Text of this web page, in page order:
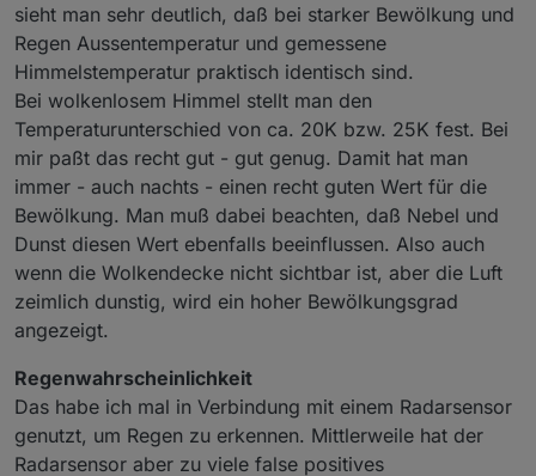
sieht man sehr deutlich, daß bei starker Bewölkung und
Regen Aussentemperatur und gemessene
Himmelstemperatur praktisch identisch sind.
Bei wolkenlosem Himmel stellt man den
Temperaturunterschied von ca. 20K bzw. 25K fest. Bei
mir paßt das recht gut - gut genug. Damit hat man
immer - auch nachts - einen recht guten Wert für die
Bewölkung. Man muß dabei beachten, daß Nebel und
Dunst diesen Wert ebenfalls beeinflussen. Also auch
wenn die Wolkendecke nicht sichtbar ist, aber die Luft
zeimlich dunstig, wird ein hoher Bewölkungsgrad
angezeigt.
Regenwahrscheinlichkeit
Das habe ich mal in Verbindung mit einem Radarsensor
genutzt, um Regen zu erkennen. Mittlerweile hat der
Radarsensor aber zu viele false positives